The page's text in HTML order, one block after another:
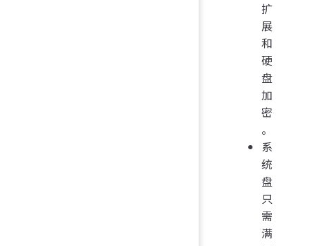
扩
展
和
硬
盘
加
密
。
系
统
盘
只
需
满